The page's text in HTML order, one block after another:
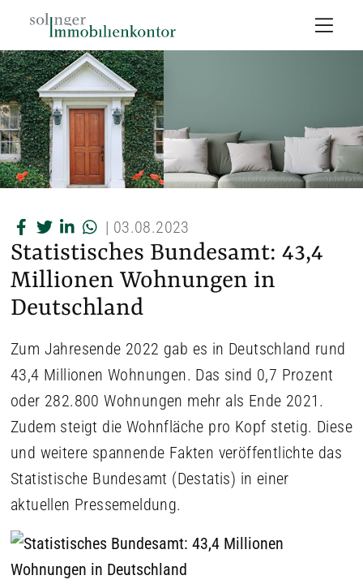
| 03.08.2023
Statistisches Bundesamt: 43,4
Millionen Wohnungen in
Deutschland
Zum Jahresende 2022 gab es in Deutschland rund
43,4 Millionen Wohnungen. Das sind 0,7 Prozent
oder 282.800 Wohnungen mehr als Ende 2021.
Zudem steigt die Wohnfläche pro Kopf stetig. Diese
und weitere spannende Fakten veröffentlichte das
Statistische Bundesamt (Destatis) in einer
aktuellen Pressemeldung.